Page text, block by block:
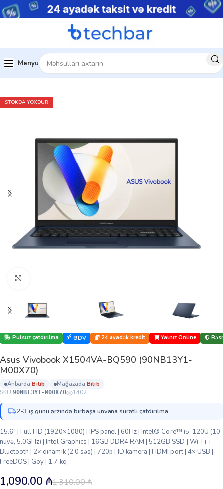
Menyu
Asus Notebook ASUS Vivobook
STOKDA YOXDUR
Pulsuz çatdırılma ƏDV 24 ayadək kredit Yalnız Online
Asus Vivobook X1504VA-BQ590 (90NB13Y1-
M00X70)
anbarda: bi̇ti̇b mağazada: bi̇ti̇b
SKU:90NB13Y1-M00X70 1402
2-3 iş günü ərzində birbaşa ünvana sürətli çatdırılma
15.6″ | Full HD (1920×1080) | IPS panel | 60Hz | Intel® Core™ i5-120U (10
nüvə, 5.0GHz) | Intel Graphics | 16GB DDR4 RAM | 512GB SSD | Wi-Fi +
Bluetooth | 2× dinamik (2.0 səs) | 720p HD kamera | HDMI port | 4× USB |
FreeDOS | Göy | 1.7 kq
1,310.00₼
1,090.00 ₼